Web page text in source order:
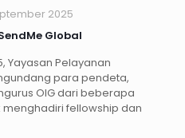
2025
Global
Yayasan Pelayanan
para pendeta,
OIG dari beberapa
fellowship dan